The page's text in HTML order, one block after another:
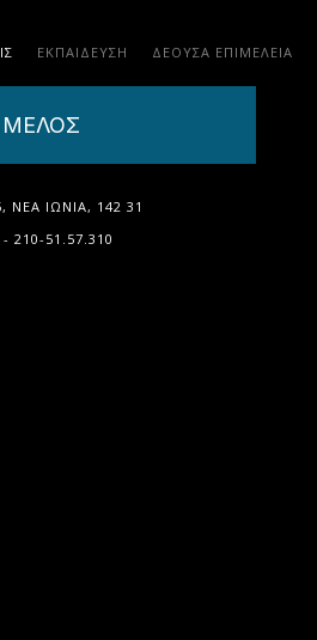
ΕΚΠΑΊΔΕΥΣΗ ΔΕΟΥΣΑ ΕΠΙΜΕΛΕΙΑ
ΜΕΛΟΣ
ΝΈΑ ΙΩΝΊΑ, 142 31
210-51.57.310